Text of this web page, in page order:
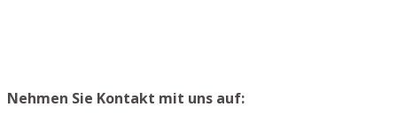
Nehmen Sie Kontakt mit uns auf: